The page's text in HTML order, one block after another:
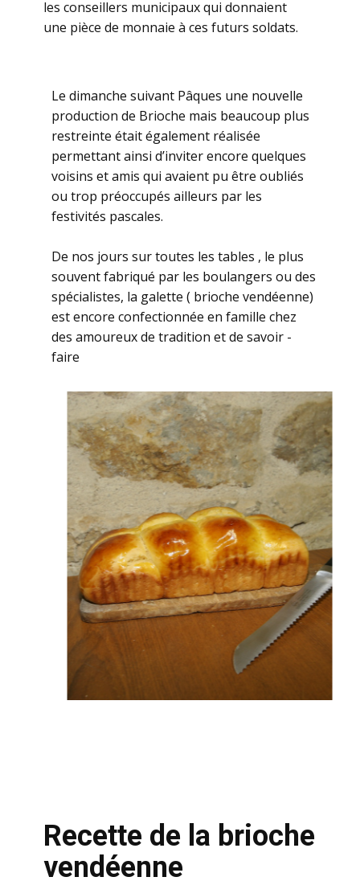
les conseillers municipaux qui donnaient
une pièce de monnaie à ces futurs soldats.
Le dimanche suivant Pâques une nouvelle
production de Brioche mais beaucoup plus
restreinte était également réalisée
permettant ainsi d’inviter encore quelques
voisins et amis qui avaient pu être oubliés
ou trop préoccupés ailleurs par les
festivités pascales.
De nos jours sur toutes les tables , le plus
souvent fabriqué par les boulangers ou des
spécialistes, la galette ( brioche vendéenne)
est encore confectionnée en famille chez
des amoureux de tradition et de savoir -
faire
Recette de la brioche
vendéenne